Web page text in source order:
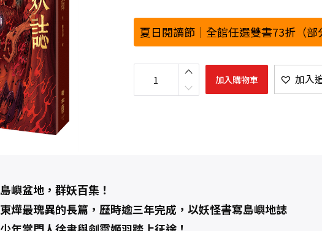
夏日閱讀節｜全館任選雙書73折（部
東
妖
數
量
加入購物車 加入
島嶼盆地，群妖百集！
東燁最瑰異的長篇，歷時逾三年完成，以妖怪書寫島嶼地誌